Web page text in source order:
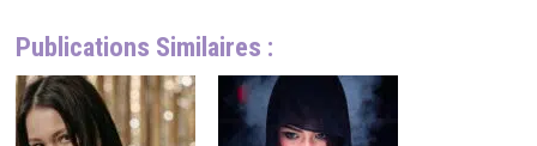
Publications Similaires :